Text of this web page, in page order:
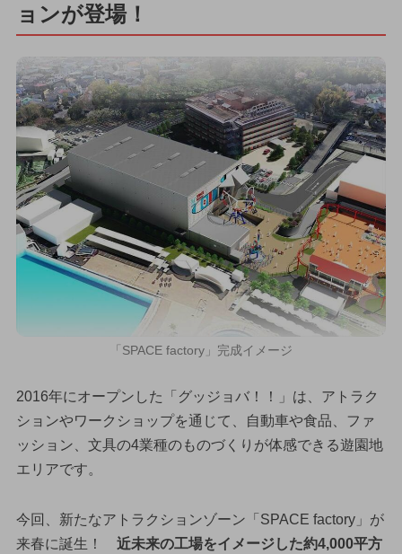
ョンが登場！
「SPACE factory」完成イメージ
2016年にオープンした「グッジョバ！！」は、アトラク
ションやワークショップを通じて、自動車や食品、ファ
ッション、文具の4業種のものづくりが体感できる遊園地
エリアです。
今回、新たなアトラクションゾーン「SPACE factory」が
来春に誕生！ 近未来の工場をイメージした約4,000平方